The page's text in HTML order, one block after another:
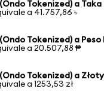
Tokenized) a
a 41.757,86 ৳
Tokenized) a Peso
a 20.507,88 ₱
Tokenized) a
a 1253,53 zł